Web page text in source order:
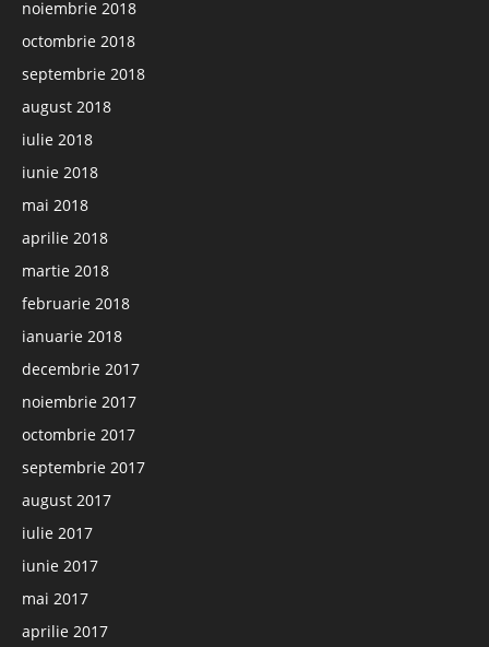
noiembrie 2018
octombrie 2018
septembrie 2018
august 2018
iulie 2018
iunie 2018
mai 2018
aprilie 2018
martie 2018
februarie 2018
ianuarie 2018
decembrie 2017
noiembrie 2017
octombrie 2017
septembrie 2017
august 2017
iulie 2017
iunie 2017
mai 2017
aprilie 2017